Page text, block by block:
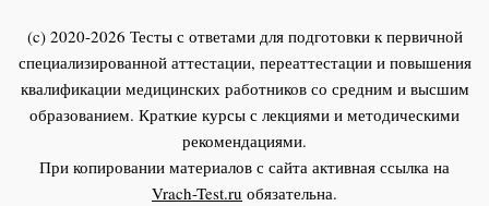
(c) 2020-2026 Тесты с ответами для подготовки к первичной
специализированной аттестации, переаттестации и повышения
квалификации медицинских работников со средним и высшим
образованием. Краткие курсы с лекциями и методическими
рекомендациями.
При копировании материалов с сайта активная ссылка на
Vrach-Test.ru обязательна.